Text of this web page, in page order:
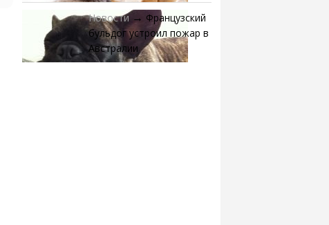
Новости → Французский
бульдог устроил пожар в
Австралии